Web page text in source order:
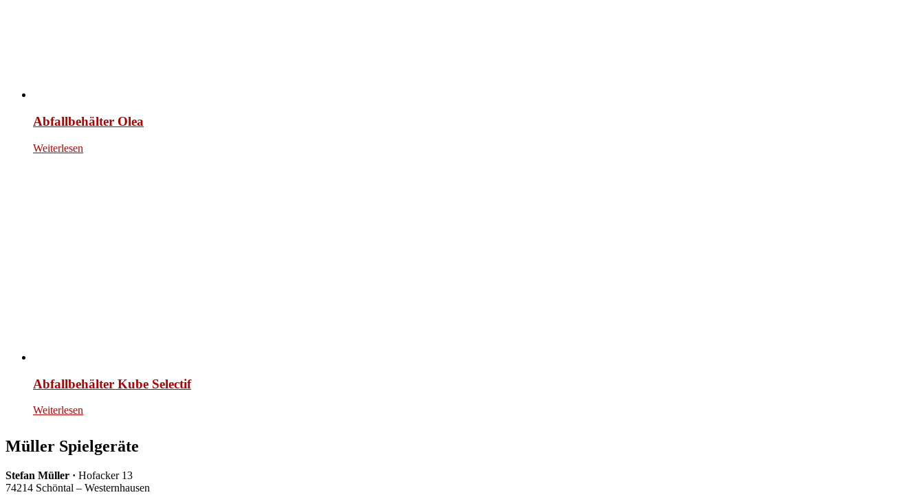
Abfallbehälter Olea
Weiterlesen
Abfallbehälter Kube Selectif
Weiterlesen
Müller Spielgeräte
Stefan Müller · Hofacker 13
74214 Schöntal – Westernhausen